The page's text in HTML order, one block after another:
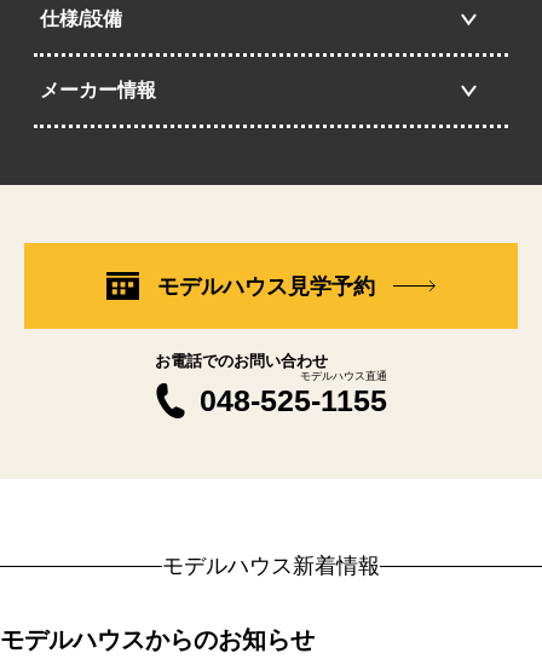
仕様/設備
メーカー情報
モデルハウス見学予約
お電話でのお問い合わせ
048-525-1155
モデルハウス直通
モデルハウス新着情報
モデルハウスからのお知らせ